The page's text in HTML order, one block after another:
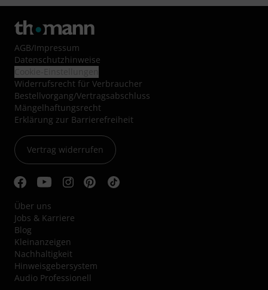
AGB/Impressum
Datenschutzhinweise
Widerrufsrecht für Verbraucher
Bestellvorgang/Vertragsabschluss
Mängelhaftungsrecht
Erklärung zur Barrierefreiheit
Vertrag widerrufen
Über uns
Jobs & Karriere
Blog
Kleinanzeigen
Nachhaltigkeit
Hinweisgebersystem
Audio Professionell